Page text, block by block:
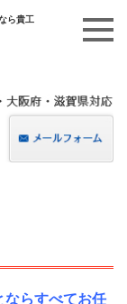
ら貴工
ならすべてお任